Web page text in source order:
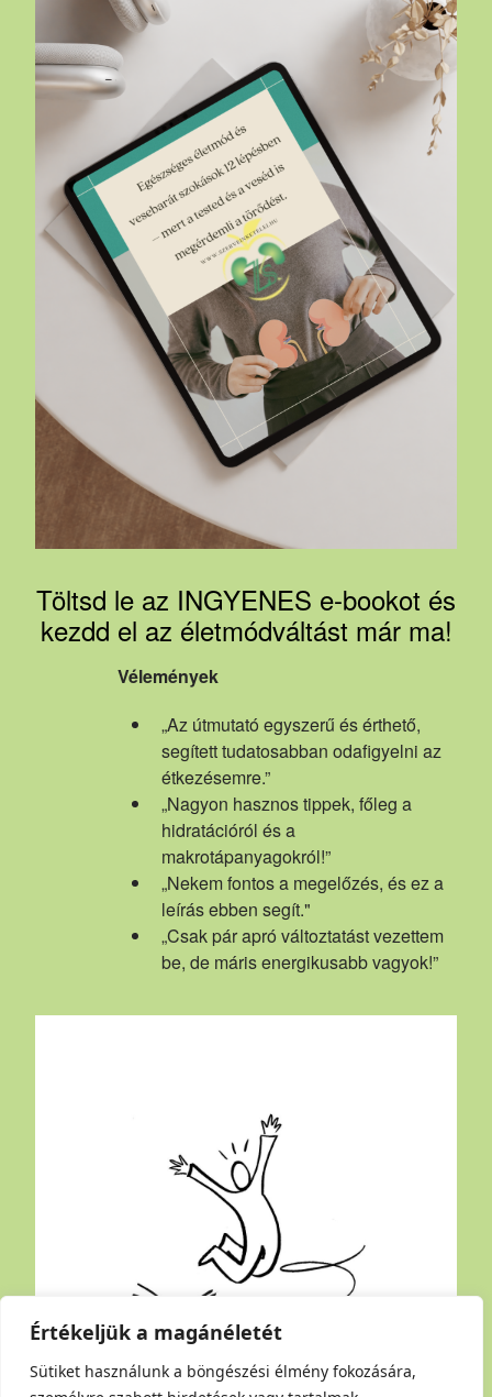
Értékeljük a magánéletét
Sütiket használunk a böngészési élmény fokozására,
Töltsd le az INGYENES e-bookot és
kezdd el az életmódváltást már ma!
Vélemények
„Az útmutató egyszerű és érthető,
segített tudatosabban odafigyelni az
étkezésemre.”
„Nagyon hasznos tippek, főleg a
hidratációról és a
makrotápanyagokról!”
„Nekem fontos a megelőzés, és ez a
leírás ebben segít."
„Csak pár apró változtatást vezettem
be, de máris energikusabb vagyok!”